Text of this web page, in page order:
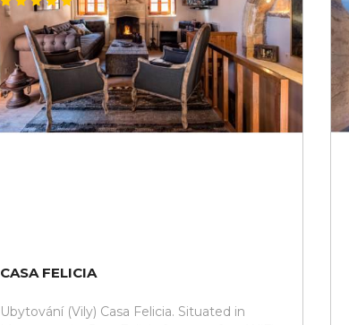
CASA FELICIA
Ubytování (Vily) Casa Felicia. Situated in